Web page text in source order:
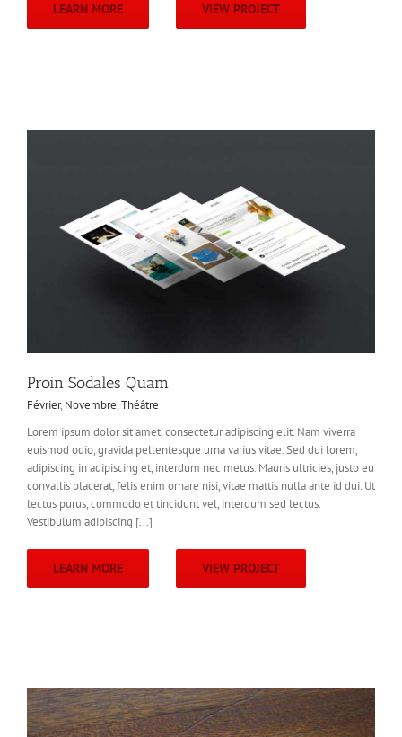
LEARN MORE VIEW PROJECT
Proin Sodales Quam
Février, Novembre,Théâtre
Lorem ipsum dolor sit amet, consectetur adipiscing elit. Nam viverra
euismod odio, gravida pellentesque urna varius vitae. Sed dui lorem,
adipiscing in adipiscing et, interdum nec metus. Mauris ultricies, justo eu
convallis placerat, felis enim ornare nisi, vitae mattis nulla ante id dui. Ut
lectus purus, commodo et tincidunt vel, interdum sed lectus.
Vestibulum adipiscing [...]
LEARN MORE VIEW PROJECT